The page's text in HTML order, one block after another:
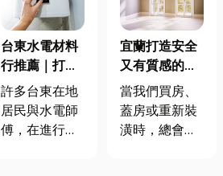
台東水電材料
行推薦｜打造
安全耐用的居
家環境
許多台東在地
居民與水電師
傅，在進行居
宜蘭打造安全
又有質感的
家，從專業門
窗開始
當我們買房、
蓋房或重新裝
潢時，總會把